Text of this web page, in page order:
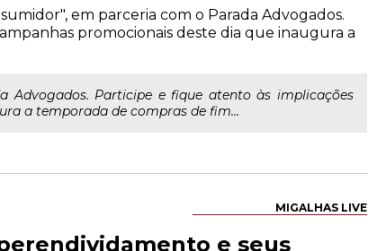
em parceria com o Parada Advogados.
promocionais deste dia que inaugura a
Advogados. Participe e fique atento às implicações
a temporada de compras de fim...
MIGALHAS LIVE
e seus